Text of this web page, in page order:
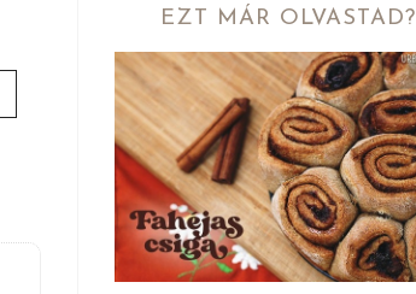
EZT MÁR OLVASTAD?